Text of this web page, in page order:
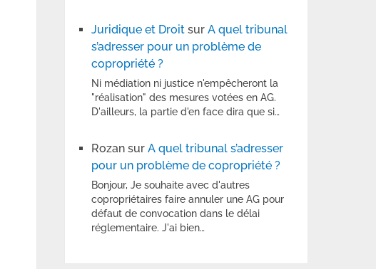
Juridique et Droit surA quel tribunal
s’adresser pour un problème de
copropriété ?
Ni médiation ni justice n'empêcheront la
"réalisation" des mesures votées en AG.
D'ailleurs, la partie d'en face dira que si…
Rozan surA quel tribunal s’adresser
pour un problème de copropriété ?
Bonjour, Je souhaite avec d'autres
copropriétaires faire annuler une AG pour
défaut de convocation dans le délai
réglementaire. J'ai bien…